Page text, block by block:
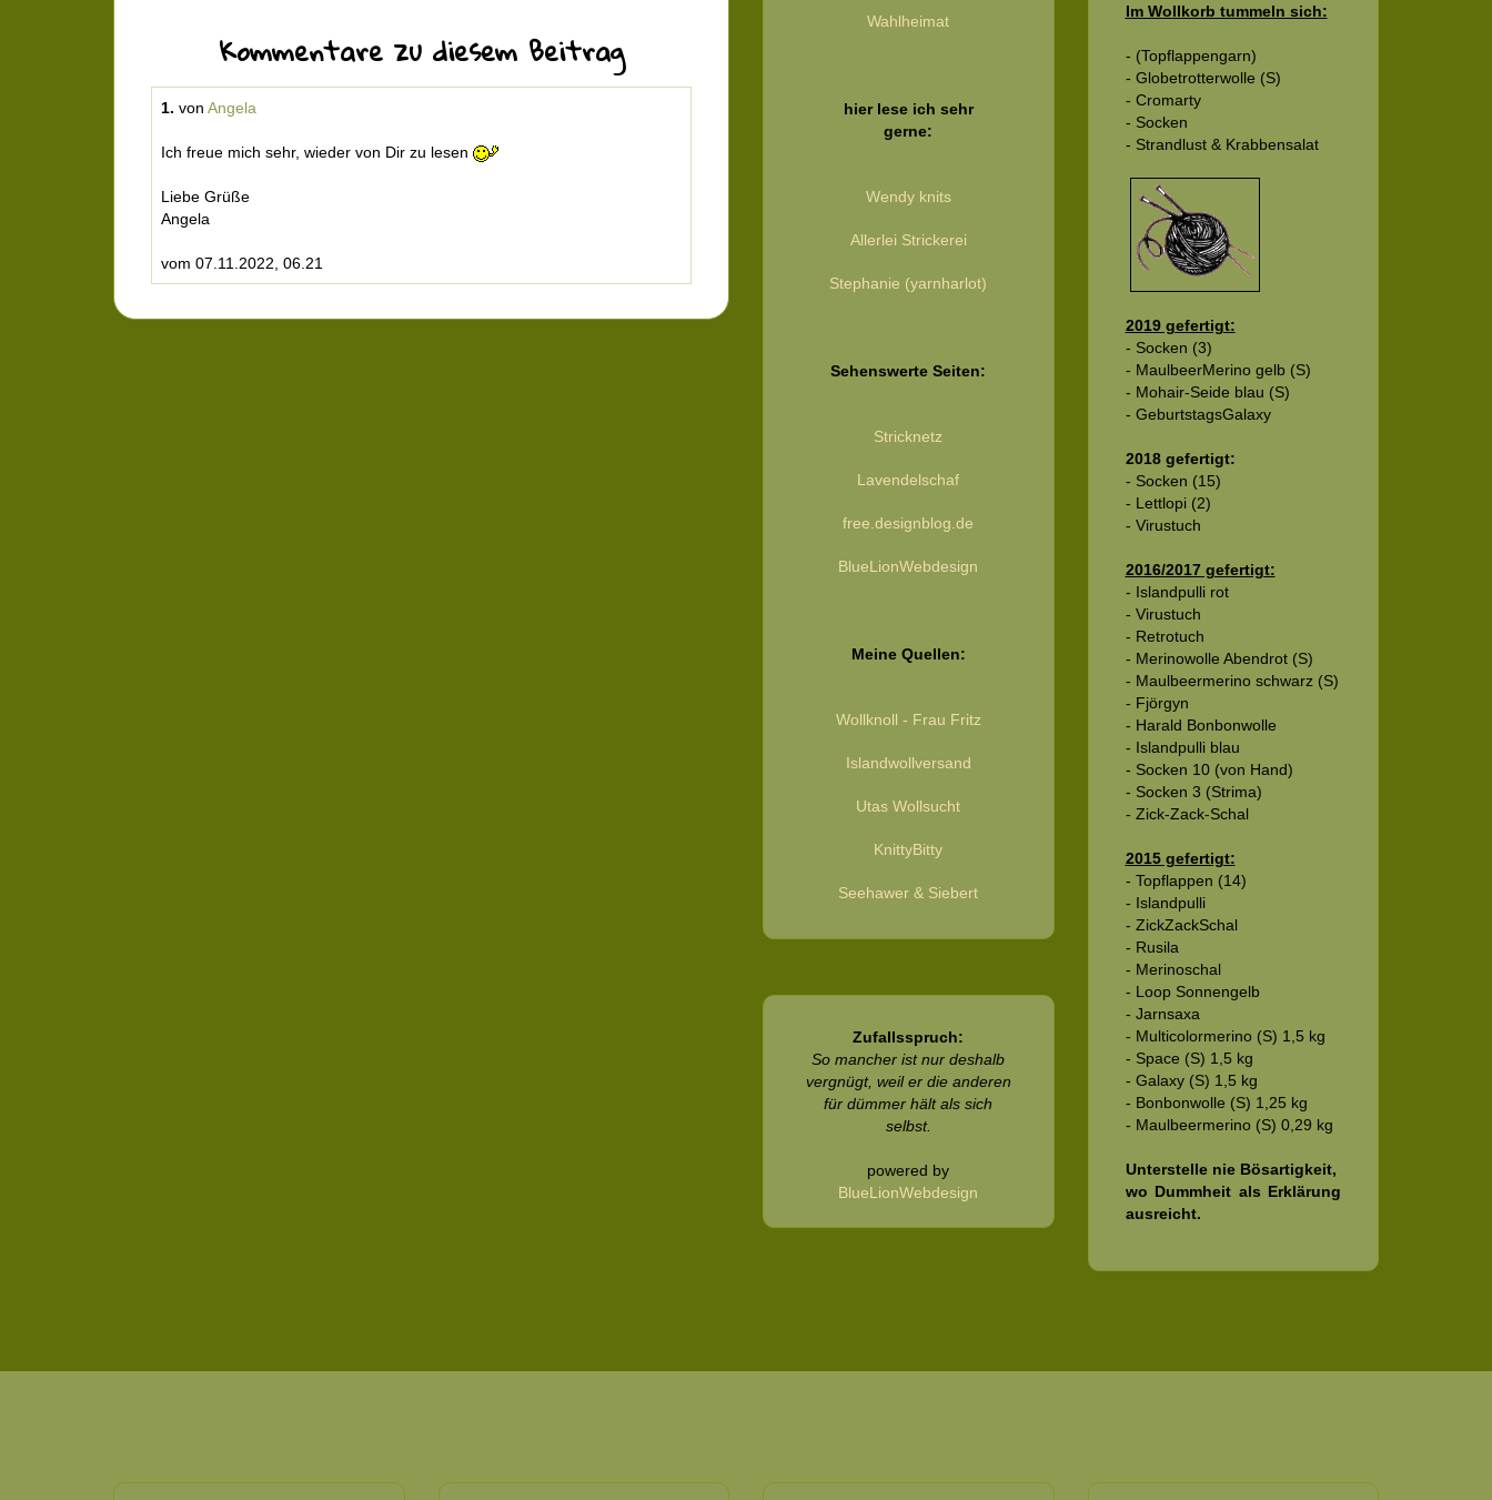
Kommentare zu diesem Beitrag
1. von Angela
Ich freue mich sehr, wieder von Dir zu lesen
Liebe Grüße
Angela
vom 07.11.2022, 06.21
Wahlheimat
hier lese ich sehr
gerne:
Wendy knits
Allerlei Strickerei
Stephanie (yarnharlot)
Sehenswerte Seiten:
Stricknetz
Lavendelschaf
free.designblog.de
BlueLionWebdesign
Meine Quellen:
Wollknoll - Frau Fritz
Islandwollversand
Utas Wollsucht
KnittyBitty
Seehawer & Siebert
Zufallsspruch:
So mancher ist nur deshalb
vergnügt, weil er die anderen
für dümmer hält als sich
selbst.
powered by
BlueLionWebdesign
Im Wollkorb tummeln sich:
- (Topflappengarn)
- Globetrotterwolle (S)
- Cromarty
- Socken
- Strandlust & Krabbensalat
2019 gefertigt:
- Socken (3)
- MaulbeerMerino gelb (S)
- Mohair-Seide blau (S)
- GeburtstagsGalaxy
2018 gefertigt:
- Socken (15)
- Lettlopi (2)
- Virustuch
2016/2017 gefertigt:
- Islandpulli rot
- Virustuch
- Retrotuch
- Merinowolle Abendrot (S)
- Maulbeermerino schwarz (S)
- Fjörgyn
- Harald Bonbonwolle
- Islandpulli blau
- Socken 10 (von Hand)
- Socken 3 (Strima)
- Zick-Zack-Schal
2015 gefertigt:
- Topflappen (14)
- Islandpulli
- ZickZackSchal
- Rusila
- Merinoschal
- Loop Sonnengelb
- Jarnsaxa
- Multicolormerino (S) 1,5 kg
- Space (S) 1,5 kg
- Galaxy (S) 1,5 kg
- Bonbonwolle (S) 1,25 kg
- Maulbeermerino (S) 0,29 kg
Unterstelle nie Bösartigkeit,
wo Dummheit als Erklärung
ausreicht.